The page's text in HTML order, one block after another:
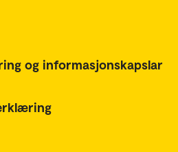
og informasjonskapslar